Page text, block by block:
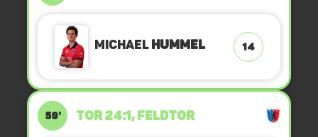
MichaelHummel 14
59' TOR 24:1, FELDTOR